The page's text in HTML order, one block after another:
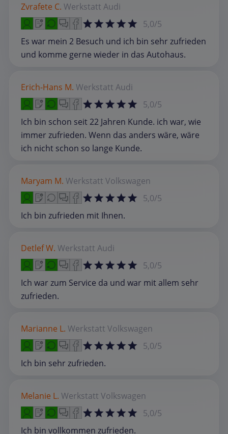
Zvrafete C. Werkstatt Audi
5,0/5
Es war mein 2 Besuch und ich bin sehr zufrieden
und komme gerne wieder in das Autohaus.
Erich-Hans M. Werkstatt Audi
5,0/5
Ich bin schon seit 22 Jahren Kunde. ich war, wie
immer zufrieden. Wenn das anders wäre, wäre
ich nicht schon so lange Kunde.
Maryam M. Werkstatt Volkswagen
5,0/5
Ich bin zufrieden mit Ihnen.
Detlef W. Werkstatt Audi
5,0/5
Ich war zum Service da und war mit allem sehr
zufrieden.
Marianne L. Werkstatt Volkswagen
5,0/5
Ich bin sehr zufrieden.
Melanie L. Werkstatt Volkswagen
5,0/5
Ich bin vollkommen zufrieden.